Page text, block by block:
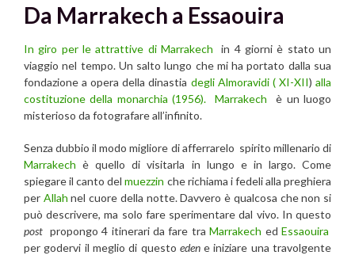
Da Marrakech a Essaouira
In giro per le attrattive di Marrakech in 4 giorni è stato un
viaggio nel tempo. Un salto lungo che mi ha portato dalla sua
fondazione a opera della dinastia degli Almoravidi ( XI-XII)alla
costituzione della monarchia (1956).
Marrakech è un luogo
misterioso da fotografare all’infinito.
Senza dubbio il modo migliore di afferrarelo spirito millenario di
Marrakech è quello di visitarla in lungo e in largo. Come
spiegare il canto delmuezzin che richiama i fedeli alla preghiera
per Allah nel cuore della notte. Davvero è qualcosa che non si
può descrivere, ma solo fare sperimentare dal vivo. In questo
post propongo 4 itinerari da fare traMarrakech edEssaouira
per godervi il meglio di questo edene iniziare una travolgente